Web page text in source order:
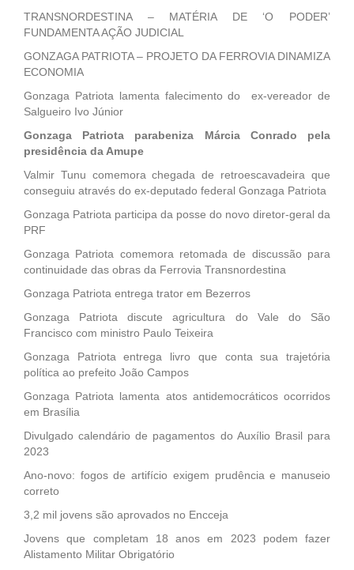
TRANSNORDESTINA – MATÉRIA DE ‘O PODER’
FUNDAMENTA AÇÃO JUDICIAL
GONZAGA PATRIOTA – PROJETO DA FERROVIA DINAMIZA
ECONOMIA
Gonzaga Patriota lamenta falecimento do ex-vereador de
Salgueiro Ivo Júnior
Gonzaga Patriota parabeniza Márcia Conrado pela
presidência da Amupe
Valmir Tunu comemora chegada de retroescavadeira que
conseguiu através do ex-deputado federal Gonzaga Patriota
Gonzaga Patriota participa da posse do novo diretor-geral da
PRF
Gonzaga Patriota comemora retomada de discussão para
continuidade das obras da Ferrovia Transnordestina
Gonzaga Patriota entrega trator em Bezerros
Gonzaga Patriota discute agricultura do Vale do São
Francisco com ministro Paulo Teixeira
Gonzaga Patriota entrega livro que conta sua trajetória
política ao prefeito João Campos
Gonzaga Patriota lamenta atos antidemocráticos ocorridos
em Brasília
Divulgado calendário de pagamentos do Auxílio Brasil para
2023
Ano-novo: fogos de artifício exigem prudência e manuseio
correto
3,2 mil jovens são aprovados no Encceja
Jovens que completam 18 anos em 2023 podem fazer
Alistamento Militar Obrigatório